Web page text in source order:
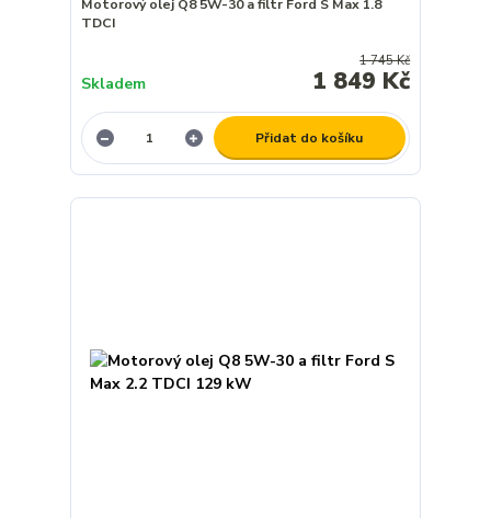
Motorový olej Q8 5W-30 a filtr Ford S Max 1.8
TDCI
1 745 Kč
1 849 Kč
Skladem
Přidat do košíku